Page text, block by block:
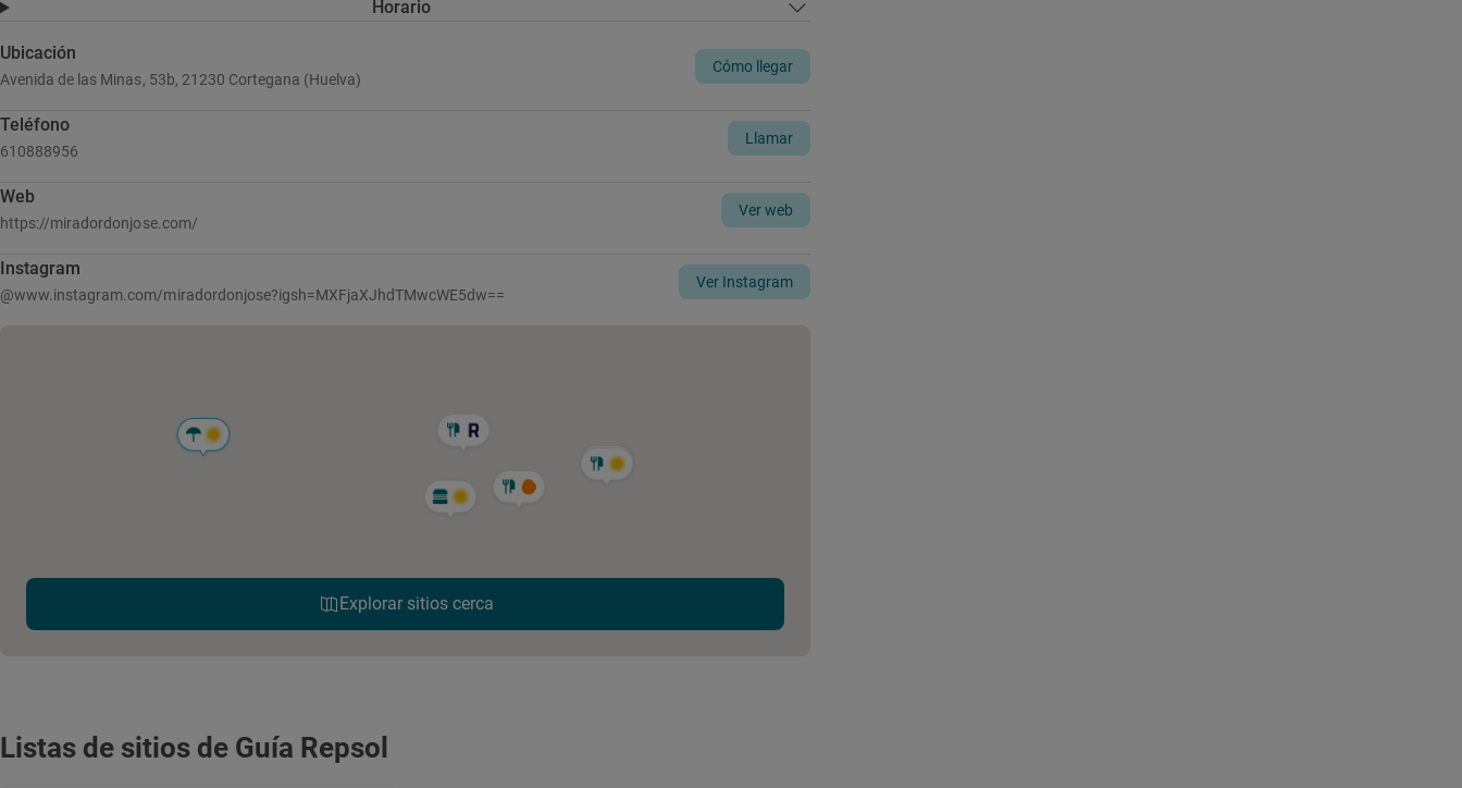
Horario
Ubicación
Avenida de las Minas, 53b, 21230 Cortegana (Huelva)
Cómo llegar
Teléfono
610888956
Llamar
Web
https://miradordonjose.com/
Ver web
Instagram
@www.instagram.com/miradordonjose?igsh=MXFjaXJhdTMwcWE5dw==
Ver Instagram
Explorar sitios cerca
Listas de sitios de Guía Repsol